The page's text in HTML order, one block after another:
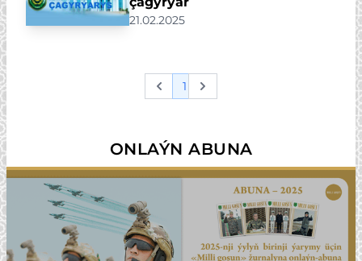
21.02.2025
Previous
1 Next
ONLAÝN ABUNA